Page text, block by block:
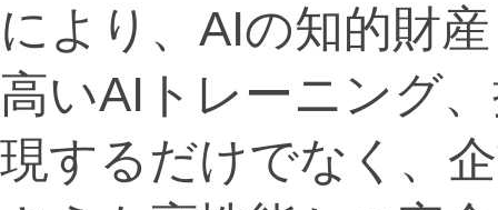
により、AIの知的財
高いAIトレーニング
現するだけでなく、